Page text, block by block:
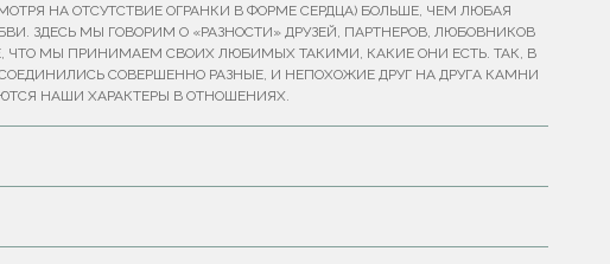
НА ОТСУТСТВИЕ ОГРАНКИ В ФОРМЕ СЕРДЦА) БОЛЬШЕ, ЧЕМ ЛЮБАЯ
ЗДЕСЬ МЫ ГОВОРИМ О «РАЗНОСТИ» ДРУЗЕЙ, ПАРТНЕРОВ, ЛЮБОВНИКОВ
ЧТО МЫ ПРИНИМАЕМ СВОИХ ЛЮБИМЫХ ТАКИМИ, КАКИЕ ОНИ ЕСТЬ. ТАК, В
СОВЕРШЕННО РАЗНЫЕ, И НЕПОХОЖИЕ ДРУГ НА ДРУГА КАМНИ
НАШИ ХАРАКТЕРЫ В ОТНОШЕНИЯХ.